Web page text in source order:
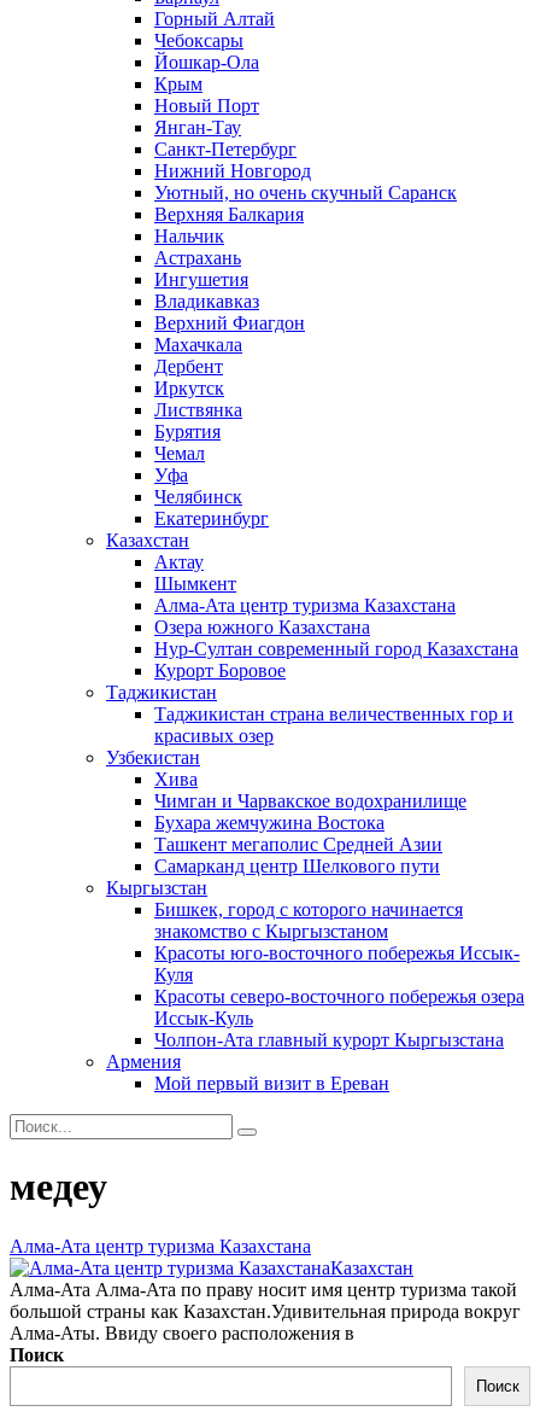
Горный Алтай
Чебоксары
Йошкар-Ола
Крым
Новый Порт
Янган-Тау
Санкт-Петербург
Нижний Новгород
Уютный, но очень скучный Саранск
Верхняя Балкария
Нальчик
Астрахань
Ингушетия
Владикавказ
Верхний Фиагдон
Махачкала
Дербент
Иркутск
Листвянка
Бурятия
Чемал
Уфа
Челябинск
Екатеринбург
Казахстан
Актау
Шымкент
Алма-Ата центр туризма Казахстана
Озера южного Казахстана
Нур-Султан современный город Казахстана
Курорт Боровое
Таджикистан
Таджикистан страна величественных гор и
красивых озер
Узбекистан
Хива
Чимган и Чарвакское водохранилище
Бухара жемчужина Востока
Ташкент мегаполис Средней Азии
Самарканд центр Шелкового пути
Кыргызстан
Бишкек, город с которого начинается
знакомство с Кыргызстаном
Красоты юго-восточного побережья Иссык-
Куля
Красоты северо-восточного побережья озера
Иссык-Куль
Чолпон-Ата главный курорт Кыргызстана
Армения
Мой первый визит в Ереван
Search
for:
медеу
Алма-Ата центр туризма Казахстана
Казахстан
Алма-Ата Алма-Ата по праву носит имя центр туризма такой
большой страны как Казахстан.Удивительная природа вокруг
Алма-Аты. Ввиду своего расположения в
Поиск
Поиск